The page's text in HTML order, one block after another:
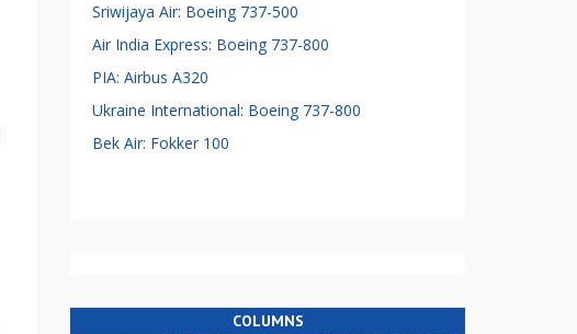
Sriwijaya Air: Boeing 737-500
Air India Express: Boeing 737-800
PIA: Airbus A320
Ukraine International: Boeing 737-800
Bek Air: Fokker 100
COLUMNS